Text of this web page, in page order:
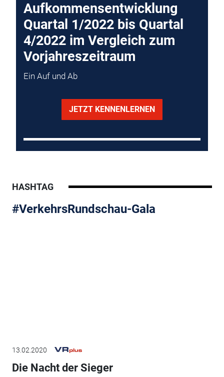
Aufkommensentwicklung
Quartal 1/2022 bis Quartal
4/2022 im Vergleich zum
Vorjahreszeitraum
Ein Auf und Ab
JETZT KENNENLERNEN
HASHTAG
#VerkehrsRundschau-Gala
13.02.2020
Die Nacht der Sieger